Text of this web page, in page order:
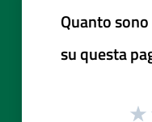
Quanto
su questa